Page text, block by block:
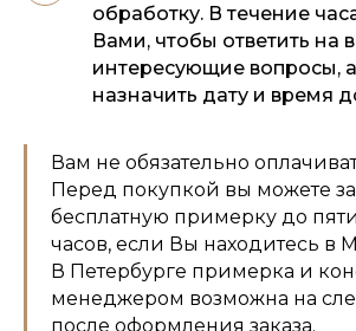
обработку. В течение
Вами, чтобы ответить на
интересующие вопросы,
назначить дату и время
Вам не обязательно
Перед покупкой вы можете
бесплатную примерку до
часов, если Вы находитесь в
В Петербурге примерка и
менеджером возможна на
после оформления заказа.